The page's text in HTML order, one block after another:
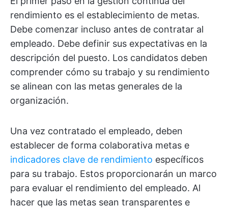
rendimiento es el establecimiento de metas.
Debe comenzar incluso antes de contratar al
empleado. Debe definir sus expectativas en la
descripción del puesto. Los candidatos deben
comprender cómo su trabajo y su rendimiento
se alinean con las metas generales de la
organización.
Una vez contratado el empleado, deben
establecer de forma colaborativa metas e
indicadores clave de rendimiento específicos
para su trabajo. Estos proporcionarán un marco
para evaluar el rendimiento del empleado. Al
hacer que las metas sean transparentes e